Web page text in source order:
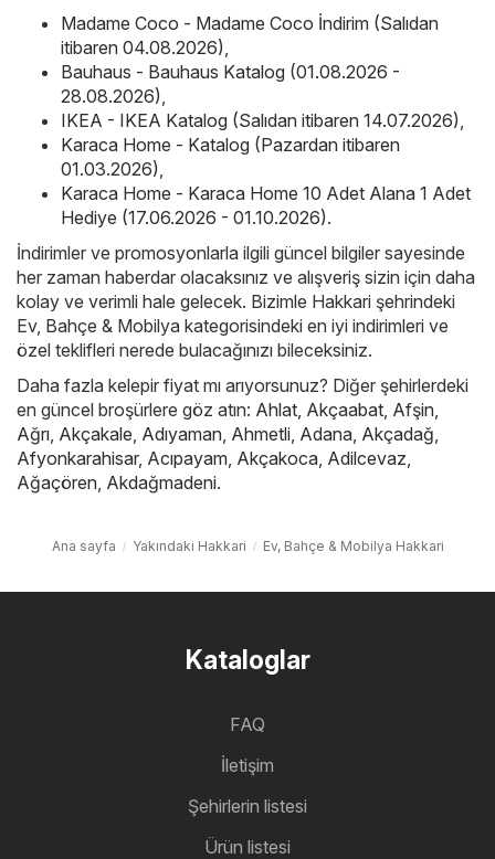
Madame Coco - Madame Coco İndirim (Salıdan
itibaren 04.08.2026)
Bauhaus - Bauhaus Katalog (01.08.2026 -
28.08.2026)
IKEA - IKEA Katalog (Salıdan itibaren 14.07.2026)
Karaca Home - Katalog (Pazardan itibaren
01.03.2026)
Karaca Home - Karaca Home 10 Adet Alana 1 Adet
Hediye (17.06.2026 - 01.10.2026).
İndirimler ve promosyonlarla ilgili güncel bilgiler sayesinde
her zaman haberdar olacaksınız ve alışveriş sizin için daha
kolay ve verimli hale gelecek. Bizimle Hakkari şehrindeki
Ev, Bahçe & Mobilya kategorisindeki en iyi indirimleri ve
özel teklifleri nerede bulacağınızı bileceksiniz.
Daha fazla kelepir fiyat mı arıyorsunuz? Diğer şehirlerdeki
en güncel broşürlere göz atın: Ahlat Akçaabat Afşin
Ağrı Akçakale Adıyaman Ahmetli Adana Akçadağ
Afyonkarahisar, Acıpayam Akçakoca Adilcevaz
Ağaçören Akdağmadeni.
Ana sayfa Yakındaki Hakkari Ev, Bahçe & Mobilya Hakkari
Kataloglar
FAQ
İletişim
Şehirlerin listesi
Ürün listesi